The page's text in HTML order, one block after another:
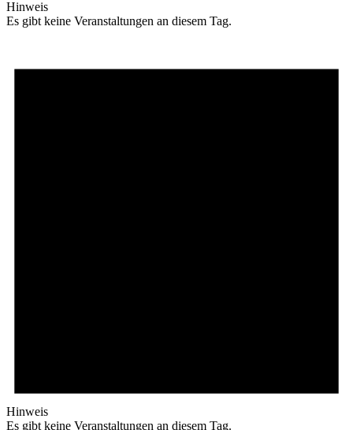
Hinweis
Es gibt keine Veranstaltungen an diesem Tag.
Hinweis
Es gibt keine Veranstaltungen an diesem Tag.